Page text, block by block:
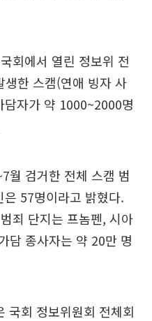
회에서 열린 정보위 전
한 스캠(연애 빙자 사
자가 약 1000~2000명
월 검거한 전체 스캠 범
57명이라고 밝혔다.
죄 단지는 프놈펜, 시아
담 종사자는 약 20만 명
국회 정보위원회 전체회